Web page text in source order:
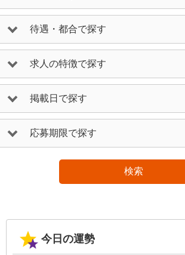
待遇・都合で探す
求人の特徴で探す
掲載日で探す
応募期限で探す
検索
今日の運勢